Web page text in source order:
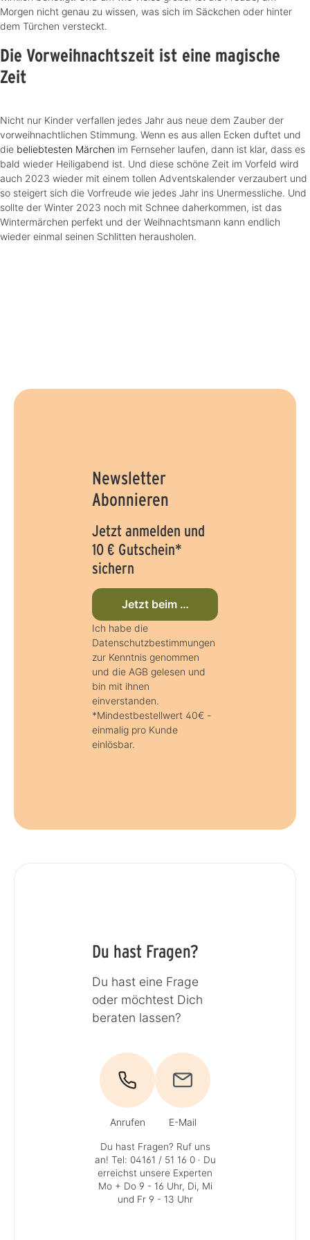
Morgen nicht genau zu wissen, was sich im Säckchen oder hinter
dem Türchen versteckt.
Die Vorweihnachtszeit ist eine magische
Zeit
Nicht nur Kinder verfallen jedes Jahr aus neue dem Zauber der
vorweihnachtlichen Stimmung. Wenn es aus allen Ecken duftet und
die beliebtesten Märchen im Fernseher laufen, dann ist klar, dass es
bald wieder Heiligabend ist. Und diese schöne Zeit im Vorfeld wird
auch 2023 wieder mit einem tollen Adventskalender verzaubert und
so steigert sich die Vorfreude wie jedes Jahr ins Unermessliche. Und
sollte der Winter 2023 noch mit Schnee daherkommen, ist das
Wintermärchen perfekt und der Weihnachtsmann kann endlich
wieder einmal seinen Schlitten herausholen.
Newsletter
Abonnieren
Jetzt anmelden und
10 € Gutschein*
sichern
Jetzt beim Newsletter anmelden
Ich habe die
Datenschutzbestimmungen
zur Kenntnis genommen
und die AGB gelesen und
bin mit ihnen
einverstanden.
*Mindestbestellwert 40€ -
einmalig pro Kunde
einlösbar.
Du hast Fragen?
Du hast eine Frage
oder möchtest Dich
beraten lassen?
Anrufen E-Mail
Du hast Fragen? Ruf uns
an! Tel: 04161 / 51 16 0· Du
erreichst unsere Experten
Mo + Do 9 - 16 Uhr, Di, Mi
und Fr 9 - 13 Uhr